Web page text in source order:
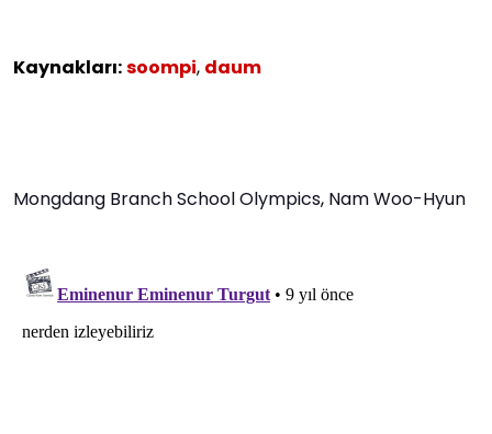
Kaynakları:soompi, daum
Mongdang Branch School Olympics, Nam Woo-Hyun